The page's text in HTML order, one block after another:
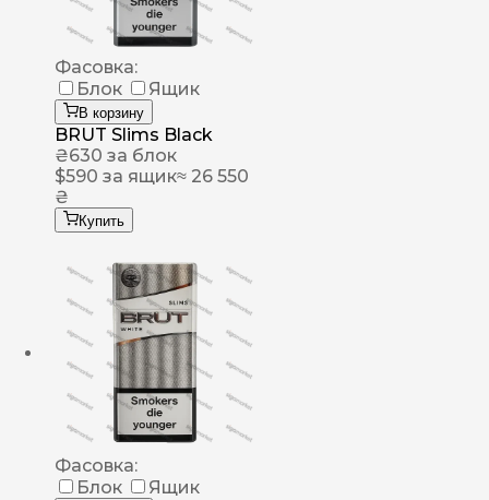
Фасовка:
Блок
Ящик
В корзину
BRUT Slims Black
₴630 за блок
$590 за ящик≈ 26 550
₴
Купить
Фасовка:
Блок
Ящик